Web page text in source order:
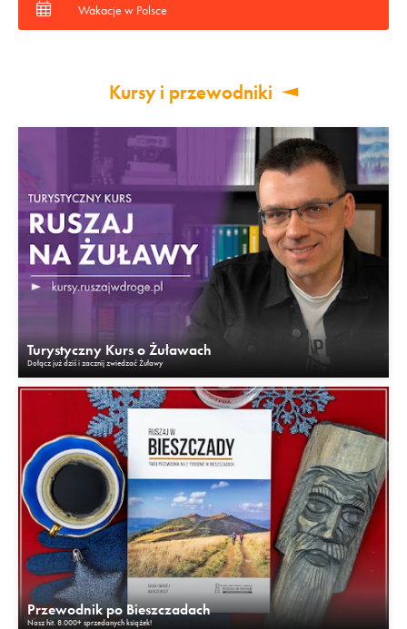
Wakacje w Polsce
Kursy i przewodniki
Turystyczny Kurs o Żuławach
Dołącz już dziś i zacznij zwiedzać Żuławy
Przewodnik po Bieszczadach
Nasz hit. 8.000+ sprzedanych książek!